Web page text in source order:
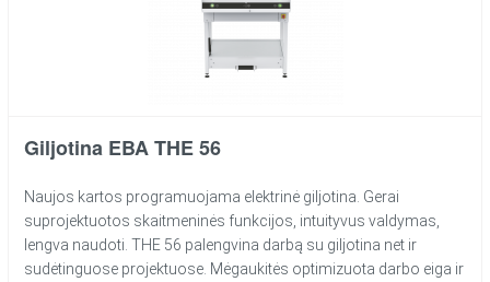
Giljotina EBA THE 56
Naujos kartos programuojama elektrinė giljotina. Gerai
suprojektuotos skaitmeninės funkcijos, intuityvus valdymas,
lengva naudoti. THE 56 palengvina darbą su giljotina net ir
sudėtinguose projektuose. Mėgaukitės optimizuota darbo eiga ir